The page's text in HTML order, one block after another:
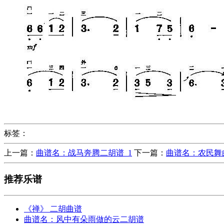
标签：
上一篇： 曲谱名：战马奔腾二胡谱_1 下一篇： 曲谱名：农民
推荐乐谱
《禅》 二胡曲谱
曲谱名：风中有朵雨做的云二胡谱